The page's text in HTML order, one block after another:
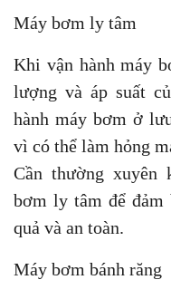
Máy bơm ly tâm
Khi vận hành máy
lượng và áp suất
hành máy bơm ở
vì có thể làm hỏng
Cần thường xuyên
bơm ly tâm để đảm
quả và an toàn.
Máy bơm bánh răng